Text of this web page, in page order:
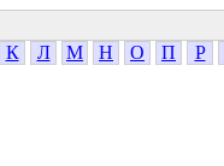
К Л М Н О П Р